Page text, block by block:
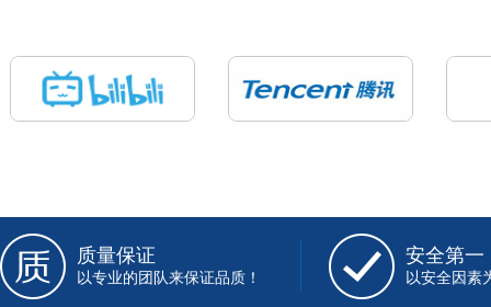
质量保证
以专业的团队来保证品质！
安全第一
以安全因素